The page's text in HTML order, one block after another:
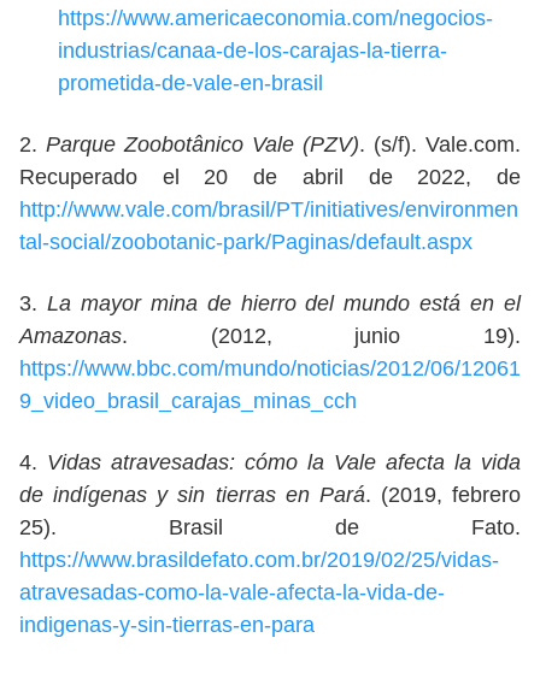
https://www.americaeconomia.com/negocios-
industrias/canaa-de-los-carajas-la-tierra-
prometida-de-vale-en-brasil
2. Parque Zoobotânico Vale (PZV). (s/f). Vale.com.
Recuperado el 20 de abril de 2022, de
http://www.vale.com/brasil/PT/initiatives/environmen
tal-social/zoobotanic-park/Paginas/default.aspx
3. La mayor mina de hierro del mundo está en el
Amazonas. (2012, junio 19).
https://www.bbc.com/mundo/noticias/2012/06/12061
9_video_brasil_carajas_minas_cch
4. Vidas atravesadas: cómo la Vale afecta la vida
de indígenas y sin tierras en Pará. (2019, febrero
25). Brasil de Fato.
https://www.brasildefato.com.br/2019/02/25/vidas-
atravesadas-como-la-vale-afecta-la-vida-de-
indigenas-y-sin-tierras-en-para